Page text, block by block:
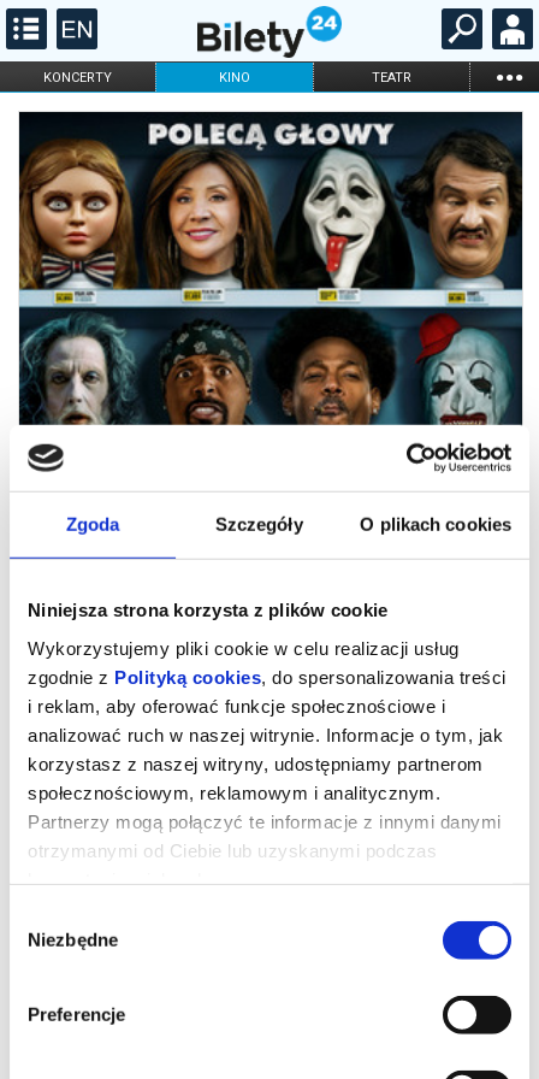
Zgoda Szczegóły O plikach cookies
Niniejsza strona korzysta z plików cookie
Wykorzystujemy pliki cookie w celu realizacji usług
zgodnie z Polityką cookies , do spersonalizowania treści
i reklam, aby oferować funkcje społecznościowe i
analizować ruch w naszej witrynie. Informacje o tym, jak
korzystasz z naszej witryny, udostępniamy partnerom
społecznościowym, reklamowym i analitycznym.
Partnerzy mogą połączyć te informacje z innymi danymi
otrzymanymi od Ciebie lub uzyskanymi podczas
zgody
Niezbędne
Preferencje
KONCERTY KINO TEATR ...
FILHARMONIA OPERA I BALET
STAND-UP
DLA DZIECI
ONLINE KARNETY
STRASZNY FILM - DUBBING
legendarna czwórka ponownie staje się celem tajemniczego
mordercy. Cindy, Brenda, Ray i Shorty muszą jeszcze raz połączyć
siły, gdy wokół nich zaczynają mnożyć się kolejne absurdalne i
Film w satyryczny sposób wyśmiewa współczesne kino grozy